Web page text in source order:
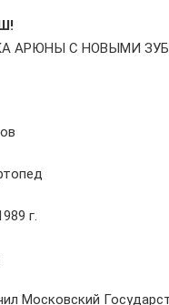
АРЮНЫ С НОВЫМИ
г.
Московский